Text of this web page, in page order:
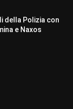
della Polizia con
e Naxos